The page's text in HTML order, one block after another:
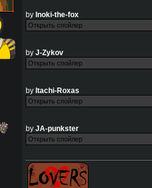
by Inoki-the-fox
by J-Zykov
by Itachi-Roxas
by JA-punkster